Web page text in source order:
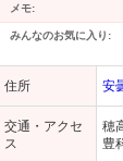
メモ:
みんなのお気に入り:
住所 安
交通・アクセ
ス
穂
豊